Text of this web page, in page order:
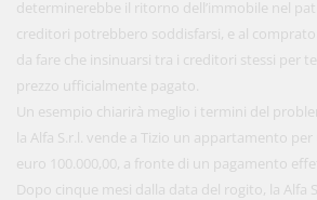
determinerebbe il ritorno dell’immobile nel
creditori potrebbero soddisfarsi, e al
da fare che insinuarsi tra i creditori stessi per
prezzo ufficialmente pagato.
Un esempio chiarirà meglio i termini del
la Alfa S.r.l. vende a Tizio un appartamento
euro 100.000,00, a fronte di un pagamento
Dopo cinque mesi dalla data del rogito, la Alfa